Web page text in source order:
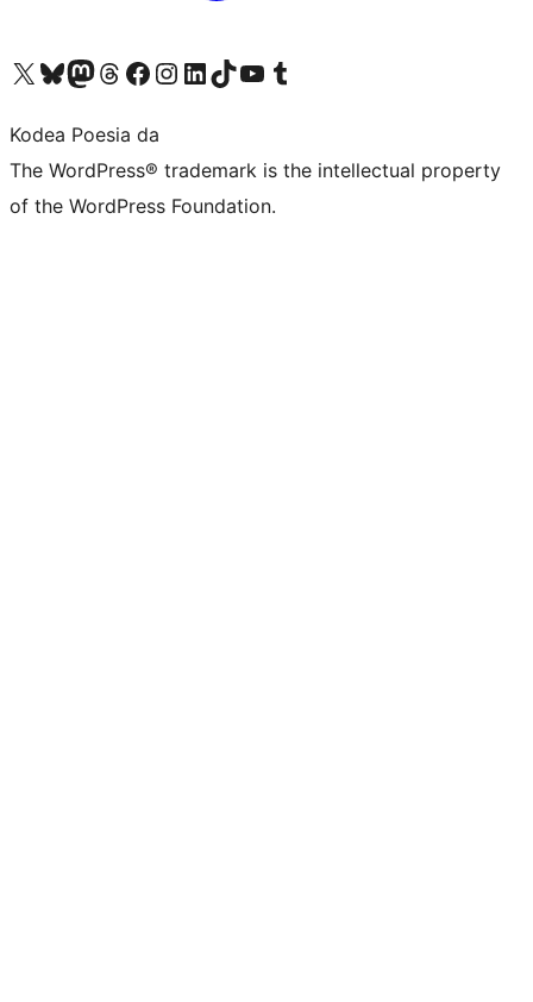
Visit our X (formerly Twitter) account
Visit our Bluesky account
Visit our Mastodon account
Visit our Threads account
Bisitatu gure Facebook orrialdea
Visit our Instagram account
Visit our LinkedIn account
Visit our TikTok account
Visit our YouTube channel
Visit our Tumblr account
Kodea Poesia da
The WordPress® trademark is the intellectual property
of the WordPress Foundation.